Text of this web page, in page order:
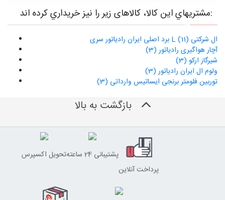
مشتريهاي اين کالا، کالاهای زیر را نیز خريداري کرده اند:
برد اصلی ایران رادیاتور سری L ال شرکتی (11)
آچار هواگیری رادیاتور (3)
شیرگاز ارکو (3)
ولوم ال ایران رادیاتور (3)
توربین فلومتر برنجی ایساتیس وارداتی (3)
بازگشت به بالا
تحویل اکسپرس
پشتیبانی 24 ساعته
پرداخت آنلاین